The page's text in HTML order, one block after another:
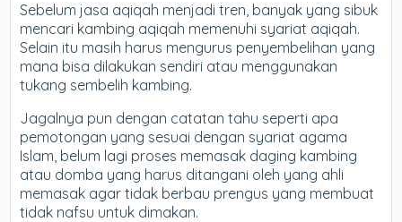
Sebelum jasa aqiqah menjadi tren, banyak yang sibuk
mencari kambing aqiqah memenuhi syariat aqiqah.
Selain itu masih harus mengurus penyembelihan yang
mana bisa dilakukan sendiri atau menggunakan
tukang sembelih kambing.
Jagalnya pun dengan catatan tahu seperti apa
pemotongan yang sesuai dengan syariat agama
Islam, belum lagi proses memasak daging kambing
atau domba yang harus ditangani oleh yang ahli
memasak agar tidak berbau prengus yang membuat
tidak nafsu untuk dimakan.